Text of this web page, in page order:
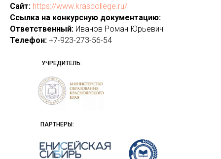
Сайт: https://www.krascollege.ru/
Ссылка на конкурсную документацию:
Ответственный: Иванов Роман Юрьевич
Телефон: +7-923-273-56-54
УЧРЕДИТЕЛЬ:
ПАРТНЕРЫ: